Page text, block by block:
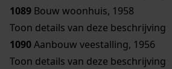
1089 Bouw woonhuis, 1958
Toon details van deze beschrijving
1090Aanbouw veestalling, 1956
Toon details van deze beschrijving